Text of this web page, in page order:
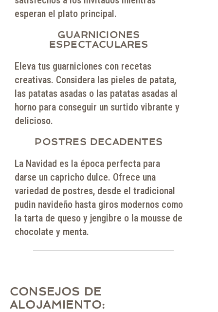
esperan el plato principal.
GUARNICIONES
ESPECTACULARES
Eleva tus guarniciones con recetas
creativas. Considera las pieles de patata,
las patatas asadas o las patatas asadas al
horno para conseguir un surtido vibrante y
delicioso.
POSTRES DECADENTES
La Navidad es la época perfecta para
darse un capricho dulce. Ofrece una
variedad de postres, desde el tradicional
pudin navideño hasta giros modernos como
la tarta de queso y jengibre o la mousse de
chocolate y menta.
CONSEJOS DE
ALOJAMIENTO: